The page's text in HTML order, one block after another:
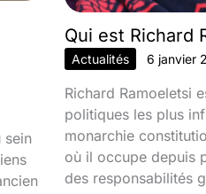
sein
Qui est Richard
Actualités 6 janvier
Richard Ramoeletsi
politiques les plus
monarchie
où il occupe depuis
des responsabilités